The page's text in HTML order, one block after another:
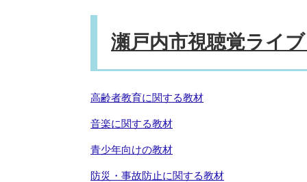
瀬戸内市視聴覚ライ
高齢者教育に関する教材
音楽に関する教材
青少年向けの教材
防災・事故防止に関する教材